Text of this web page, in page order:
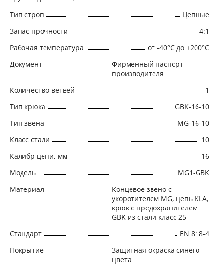
Тип строп
Цепные
Запас прочности
4:1
Рабочая температура
от -40°C до +200°C
Документ
Фирменный паспорт
производителя
Количество ветвей
1
Тип крюка
GBK-16-10
Тип звена
MG-16-10
Класс стали
10
Калибр цепи, мм
16
Модель
MG1-GBK
Материал
Концевое звено с
укоротителем MG, цепь KLA,
крюк с предохранителем
GBK из стали класс 25
Стандарт
EN 818-4
Покрытие
Защитная окраска синего
цвета